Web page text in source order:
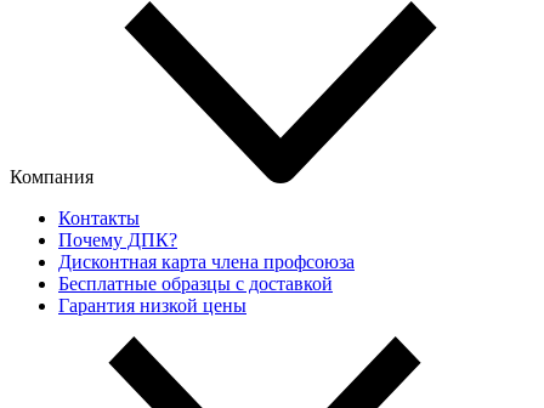
Компания
Контакты
Почему ДПК?
Дисконтная карта члена профсоюза
Бесплатные образцы с доставкой
Гарантия низкой цены